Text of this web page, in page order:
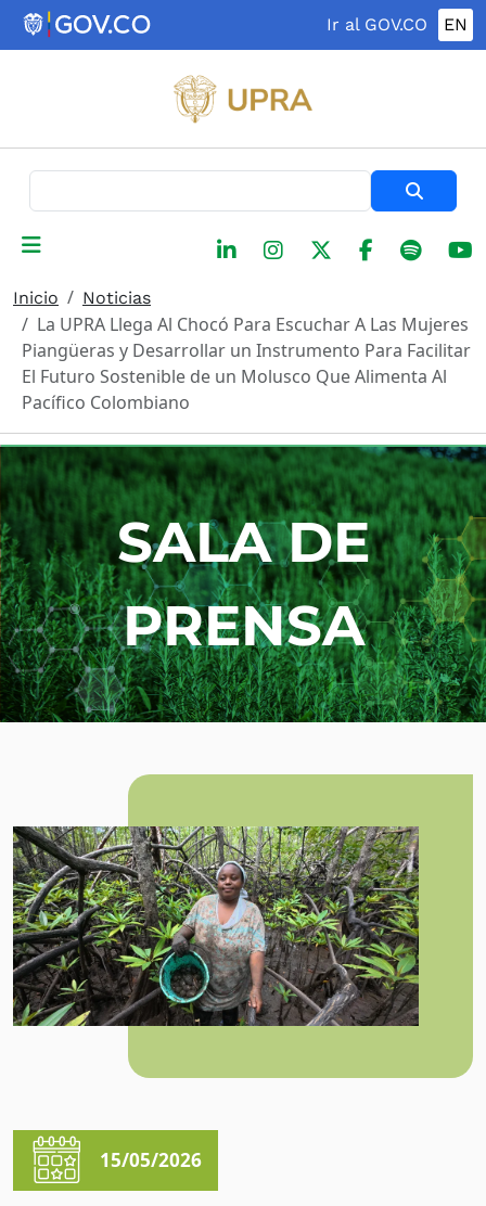
Pasar al contenido principal
Ir al GOV.CO EN
Inicio Noticias
La UPRA Llega Al Chocó Para Escuchar A Las Mujeres
Piangüeras y Desarrollar un Instrumento Para Facilitar
El Futuro Sostenible de un Molusco Que Alimenta Al
Pacífico Colombiano
SALA DE
PRENSA
15/05/2026